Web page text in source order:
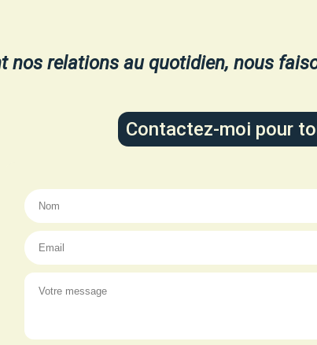
nos relations au quotidien, nous
Contactez-moi pour